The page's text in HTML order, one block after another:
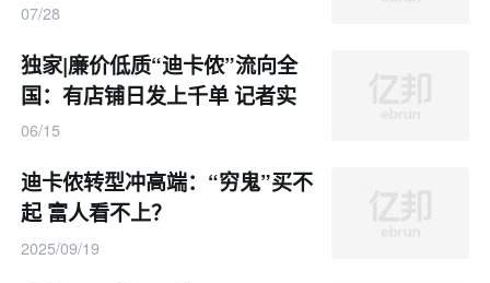
07/28
独家|廉价低质“迪卡侬”流向全
国：有店铺日发上千单 记者实
探货仓已被查封
06/15
迪卡侬转型冲高端：“穷鬼”买不
起 富人看不上？
2025/09/19